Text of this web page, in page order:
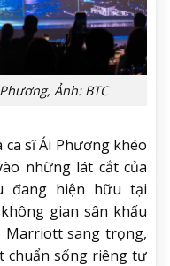
Ảnh: BTC
sĩ Ái Phương khéo
những lát cắt của
đang hiện hữu tại
gian sân khấu
Marriott sang trọng,
chuẩn sống riêng tư